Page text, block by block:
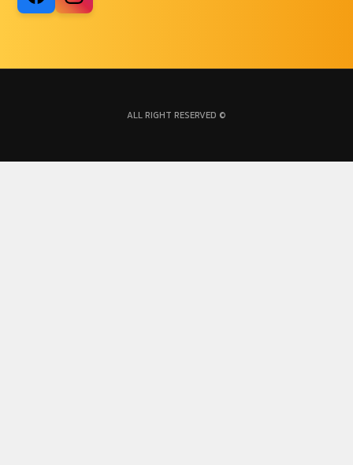
ALL RIGHT RESERVED ©